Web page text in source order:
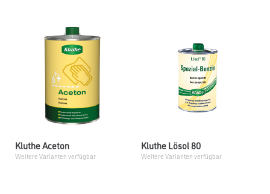
Kluthe Aceton
Weitere Varianten verfügbar
Kluthe Lösol 80
Weitere Varianten verfügbar